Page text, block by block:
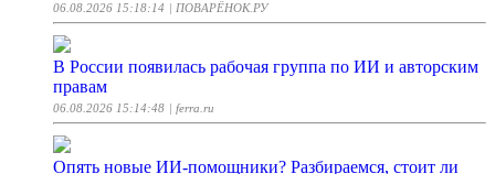
06.08.2026 15:18:14 | ПОВАРЁНОК.РУ
В России появилась рабочая группа по ИИ и авторским
правам
06.08.2026 15:14:48 | ferra.ru
Опять новые ИИ-помощники? Разбираемся, стоит ли